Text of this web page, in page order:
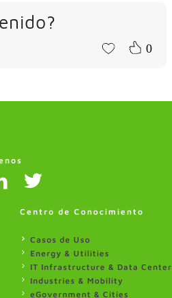
0
Centro de Conocimiento
Casos de Uso
Energy & Utilities
IT Infrastructure & Data Center
Industries & Mobility
eGovernment & Cities